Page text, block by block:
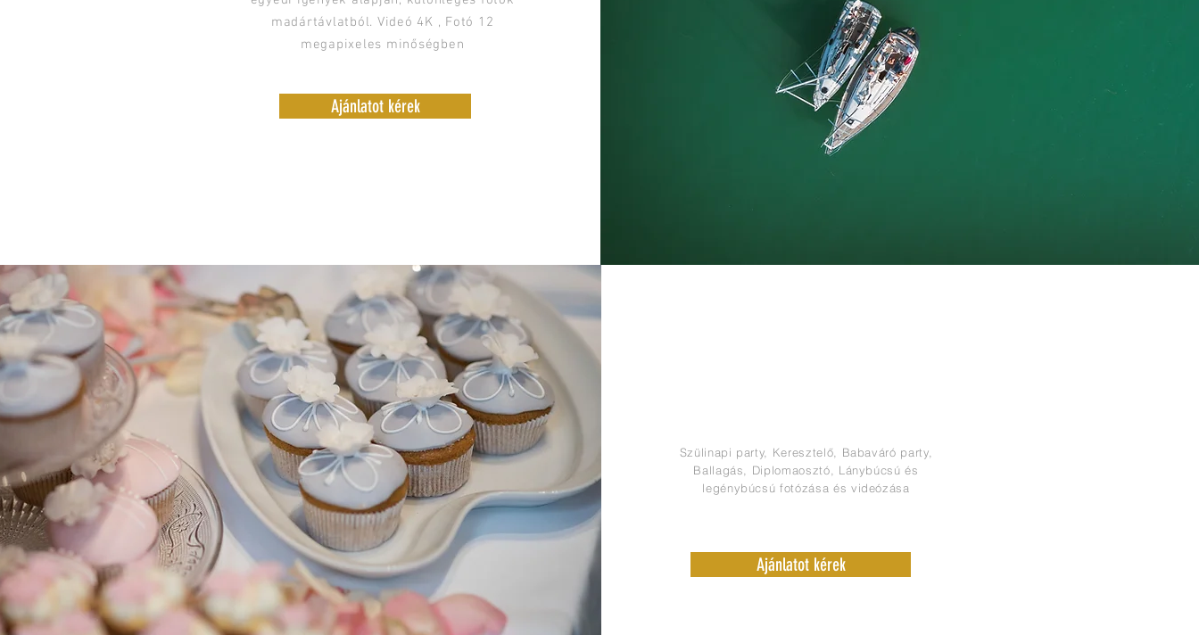
madártávlatból. Videó 4K , Fotó 12
megapixeles minőségben
Ajánlatot kérek
Szülinapi party, Keresztelő, Babaváró party,
Ballagás, Diplomaosztó, Lánybúcsú és
legénybúcsúfotózása és videózása
Ajánlatot kérek